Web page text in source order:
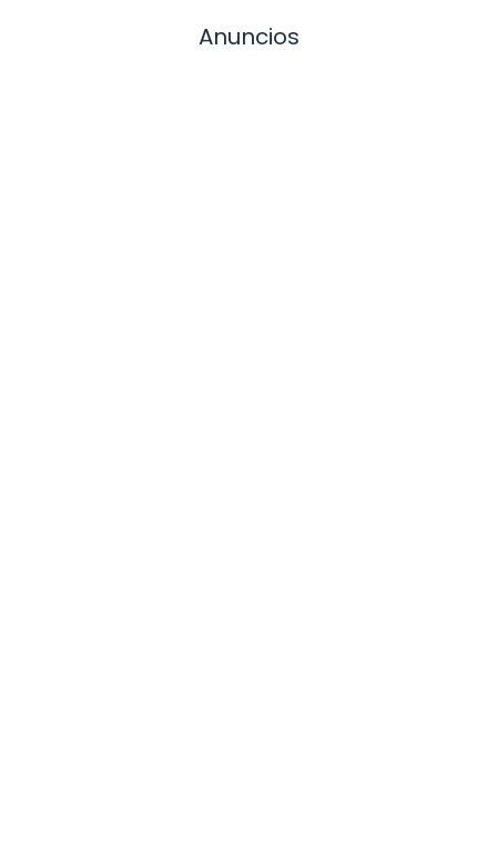
Anuncios